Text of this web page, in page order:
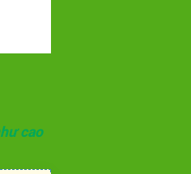
cao